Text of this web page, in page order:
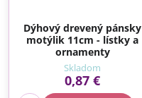
Dýhový drevený pánsky
motýlik 11cm - lístky a
ornamenty
Skladom
0,87 €